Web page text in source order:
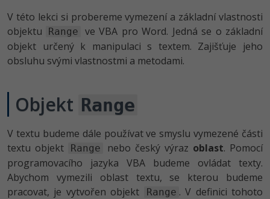
Django
Best practices
SQLite
3D grafik
Projektový manažer
Copywriter
SEO specialista
VB.NET
SQL
-80%
Algoritmy
Umělá inteligence (AI)
Pro děti
Více
Copywriting -30%
MS Office -80%
Time management
Windows
Linux
Sítě
V této lekci si probereme vymezení a základní vlastnosti
objektu
Range
ve VBA pro Word. Jedná se o základní
objekt určený k manipulaci s textem. Zajišťuje jeho
obsluhu svými vlastnostmi a metodami.
Objekt Range
V textu budeme dále používat ve smyslu vymezené části
textu objekt
Range nebo český výraz oblast. Pomocí
programovacího jazyka VBA budeme ovládat texty.
Abychom vymezili oblast textu, se kterou budeme
pracovat, je vytvořen objekt
Range . V definici tohoto